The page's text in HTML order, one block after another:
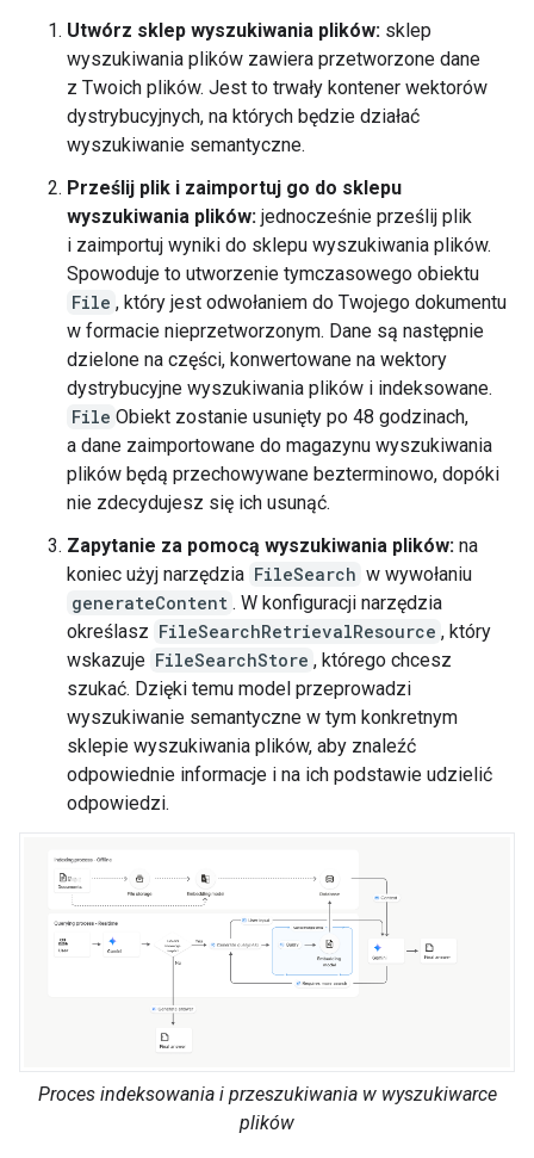
Utwórz sklep wyszukiwania plików: sklep
wyszukiwania plików zawiera przetworzone dane
z Twoich plików. Jest to trwały kontener wektorów
dystrybucyjnych, na których będzie działać
wyszukiwanie semantyczne.
Prześlij plik i zaimportuj go do sklepu
wyszukiwania plików: jednocześnie prześlij plik
i zaimportuj wyniki do sklepu wyszukiwania plików.
Spowoduje to utworzenie tymczasowego obiektu
File , który jest odwołaniem do Twojego dokumentu
w formacie nieprzetworzonym. Dane są następnie
dzielone na części, konwertowane na wektory
dystrybucyjne wyszukiwania plików i indeksowane.
File Obiekt zostanie usunięty po 48 godzinach,
a dane zaimportowane do magazynu wyszukiwania
plików będą przechowywane bezterminowo, dopóki
nie zdecydujesz się ich usunąć.
Zapytanie za pomocą wyszukiwania plików: na
koniec użyj narzędzia FileSearch w wywołaniu
generateContent . W konfiguracji narzędzia
określasz FileSearchRetrievalResource , który
wskazuje FileSearchStore , którego chcesz
szukać. Dzięki temu model przeprowadzi
wyszukiwanie semantyczne w tym konkretnym
sklepie wyszukiwania plików, aby znaleźć
odpowiednie informacje i na ich podstawie udzielić
odpowiedzi.
Proces indeksowania i przeszukiwania w wyszukiwarce
plików